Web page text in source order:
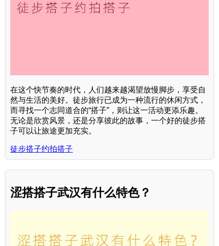
在这个快节奏的时代，人们越来越渴望放慢脚步，享受自
然与生活的美好。徒步旅行已成为一种流行的休闲方式，
而寻找一个志同道合的“搭子”，则让这一活动更添乐趣。
无论是欣赏风景，还是分享彼此的故事，一个好的徒步搭
子可以让旅途更加充实。
徒步搭子约拍搭子
涩搭搭子武汉有什么特色？